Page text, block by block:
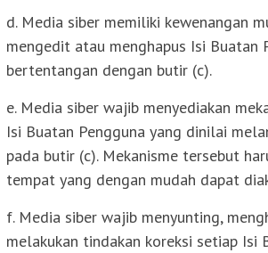
d. Media siber memiliki kewenangan
mengedit atau menghapus Isi Buatan
bertentangan dengan butir (c).
e. Media siber wajib menyediakan
Isi Buatan Pengguna yang dinilai
pada butir (c). Mekanisme tersebut
tempat yang dengan mudah dapat
f. Media siber wajib menyunting,
melakukan tindakan koreksi setiap Isi